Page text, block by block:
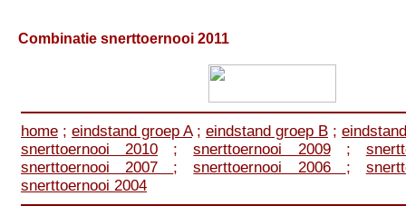
Combinatie snerttoernooi 2011
home ; eindstand groep A; eindstand groep B ;
snerttoernooi 2010 ;snerttoernooi 2009;
snerttoernooi 2007 ;snerttoernooi 2006 ;
snerttoernooi 2004